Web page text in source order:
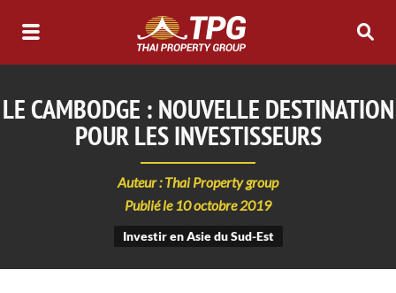
LE CAMBODGE : NOUVELLE DESTINATION
POUR LES INVESTISSEURS
Auteur : Thai Property group
Publié le 10 octobre 2019
Investir en Asie du Sud-Est